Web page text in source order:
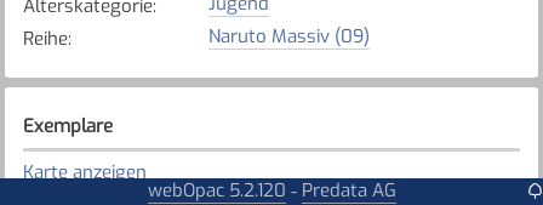
Alterskategorie:
Reihe: Naruto Massiv (09)
Exemplare
Karte anzeigen
webOpac 5.2.120 - Predata AG